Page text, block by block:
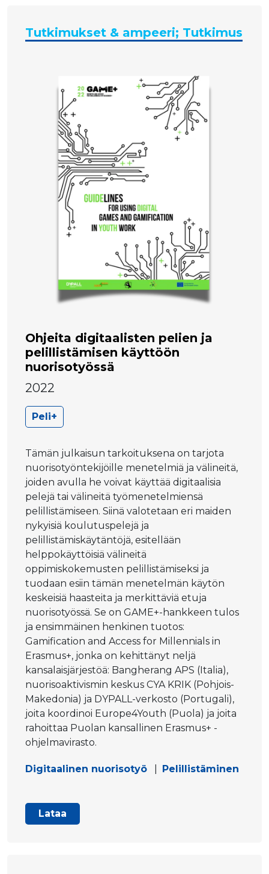
Tutkimukset & ampeeri; Tutkimus
Ohjeita digitaalisten pelien ja
pelillistämisen käyttöön
nuorisotyössä
2022
Peli+
Tämän julkaisun tarkoituksena on tarjota
nuorisotyöntekijöille menetelmiä ja välineitä,
joiden avulla he voivat käyttää digitaalisia
pelejä tai välineitä työmenetelmiensä
pelillistämiseen. Siinä valotetaan eri maiden
nykyisiä koulutuspelejä ja
pelillistämiskäytäntöjä, esitellään
helppokäyttöisiä välineitä
oppimiskokemusten pelillistämiseksi ja
tuodaan esiin tämän menetelmän käytön
keskeisiä haasteita ja merkittäviä etuja
nuorisotyössä. Se on GAME+-hankkeen tulos
ja ensimmäinen henkinen tuotos:
Gamification and Access for Millennials in
Erasmus+, jonka on kehittänyt neljä
kansalaisjärjestöä: Bangherang APS (Italia),
nuorisoaktivismin keskus CYA KRIK (Pohjois-
Makedonia) ja DYPALL-verkosto (Portugali),
joita koordinoi Europe4Youth (Puola) ja joita
rahoittaa Puolan kansallinen Erasmus+ -
ohjelmavirasto.
Digitaalinen nuorisotyö Pelillistäminen
Lataa